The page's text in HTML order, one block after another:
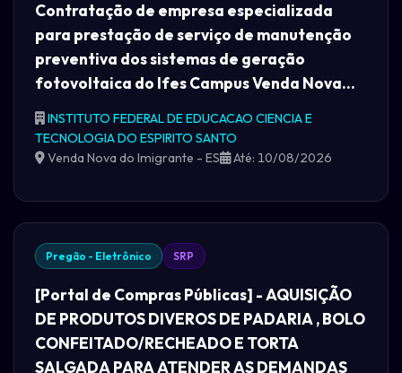
Contratação de empresa especializada
para prestação de serviço de manutenção
preventiva dos sistemas de geração
fotovoltaica do Ifes Campus Venda Nova...
INSTITUTO FEDERAL DE EDUCACAO CIENCIA E
TECNOLOGIA DO ESPIRITO SANTO
Venda Nova do Imigrante - ES
Até: 10/08/2026
Pregão - Eletrônico SRP
[Portal de Compras Públicas] - AQUISIÇÃO
DE PRODUTOS DIVEROS DE PADARIA , BOLO
CONFEITADO/RECHEADO E TORTA
SALGADA PARA ATENDER AS DEMANDAS